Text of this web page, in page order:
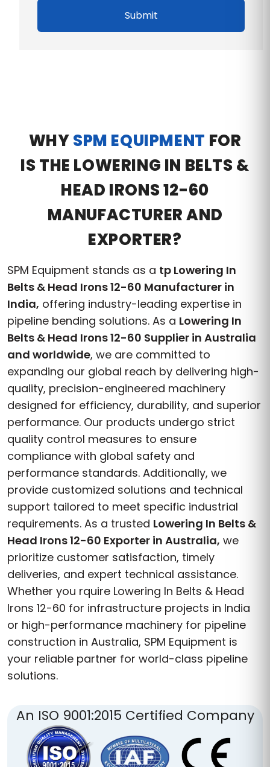
Submit
WHYSPM EQUIPMENT FOR
IS THE LOWERING IN BELTS &
HEAD IRONS 12-60
MANUFACTURER AND
EXPORTER?
SPM Equipment stands as a tp Lowering In
Belts & Head Irons 12-60 Manufacturer in
India, offering industry-leading expertise in
pipeline bending solutions. As a Lowering In
Belts & Head Irons 12-60 Supplier in Australia
and worldwide, we are committed to
expanding our global reach by delivering high-
quality, precision-engineered machinery
designed for efficiency, durability, and superior
performance. Our products undergo strict
quality control measures to ensure
compliance with global safety and
performance standards. Additionally, we
provide customized solutions and technical
support tailored to meet specific industrial
requirements. As a trusted Lowering In Belts &
Head Irons 12-60 Exporter in Australia, we
prioritize customer satisfaction, timely
deliveries, and expert technical assistance.
Whether you rquire Lowering In Belts & Head
Irons 12-60 for infrastructure projects in India
or high-performance machinery for pipeline
construction in Australia, SPM Equipment is
your reliable partner for world-class pipeline
solutions.
An ISO 9001:2015 Certified Company